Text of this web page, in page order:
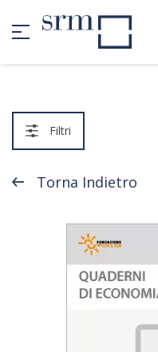
Filtri
Torna Indietro